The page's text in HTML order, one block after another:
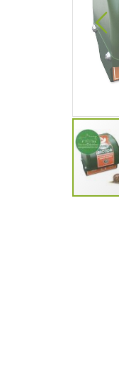
imágenes